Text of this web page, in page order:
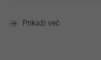
Prikaži več